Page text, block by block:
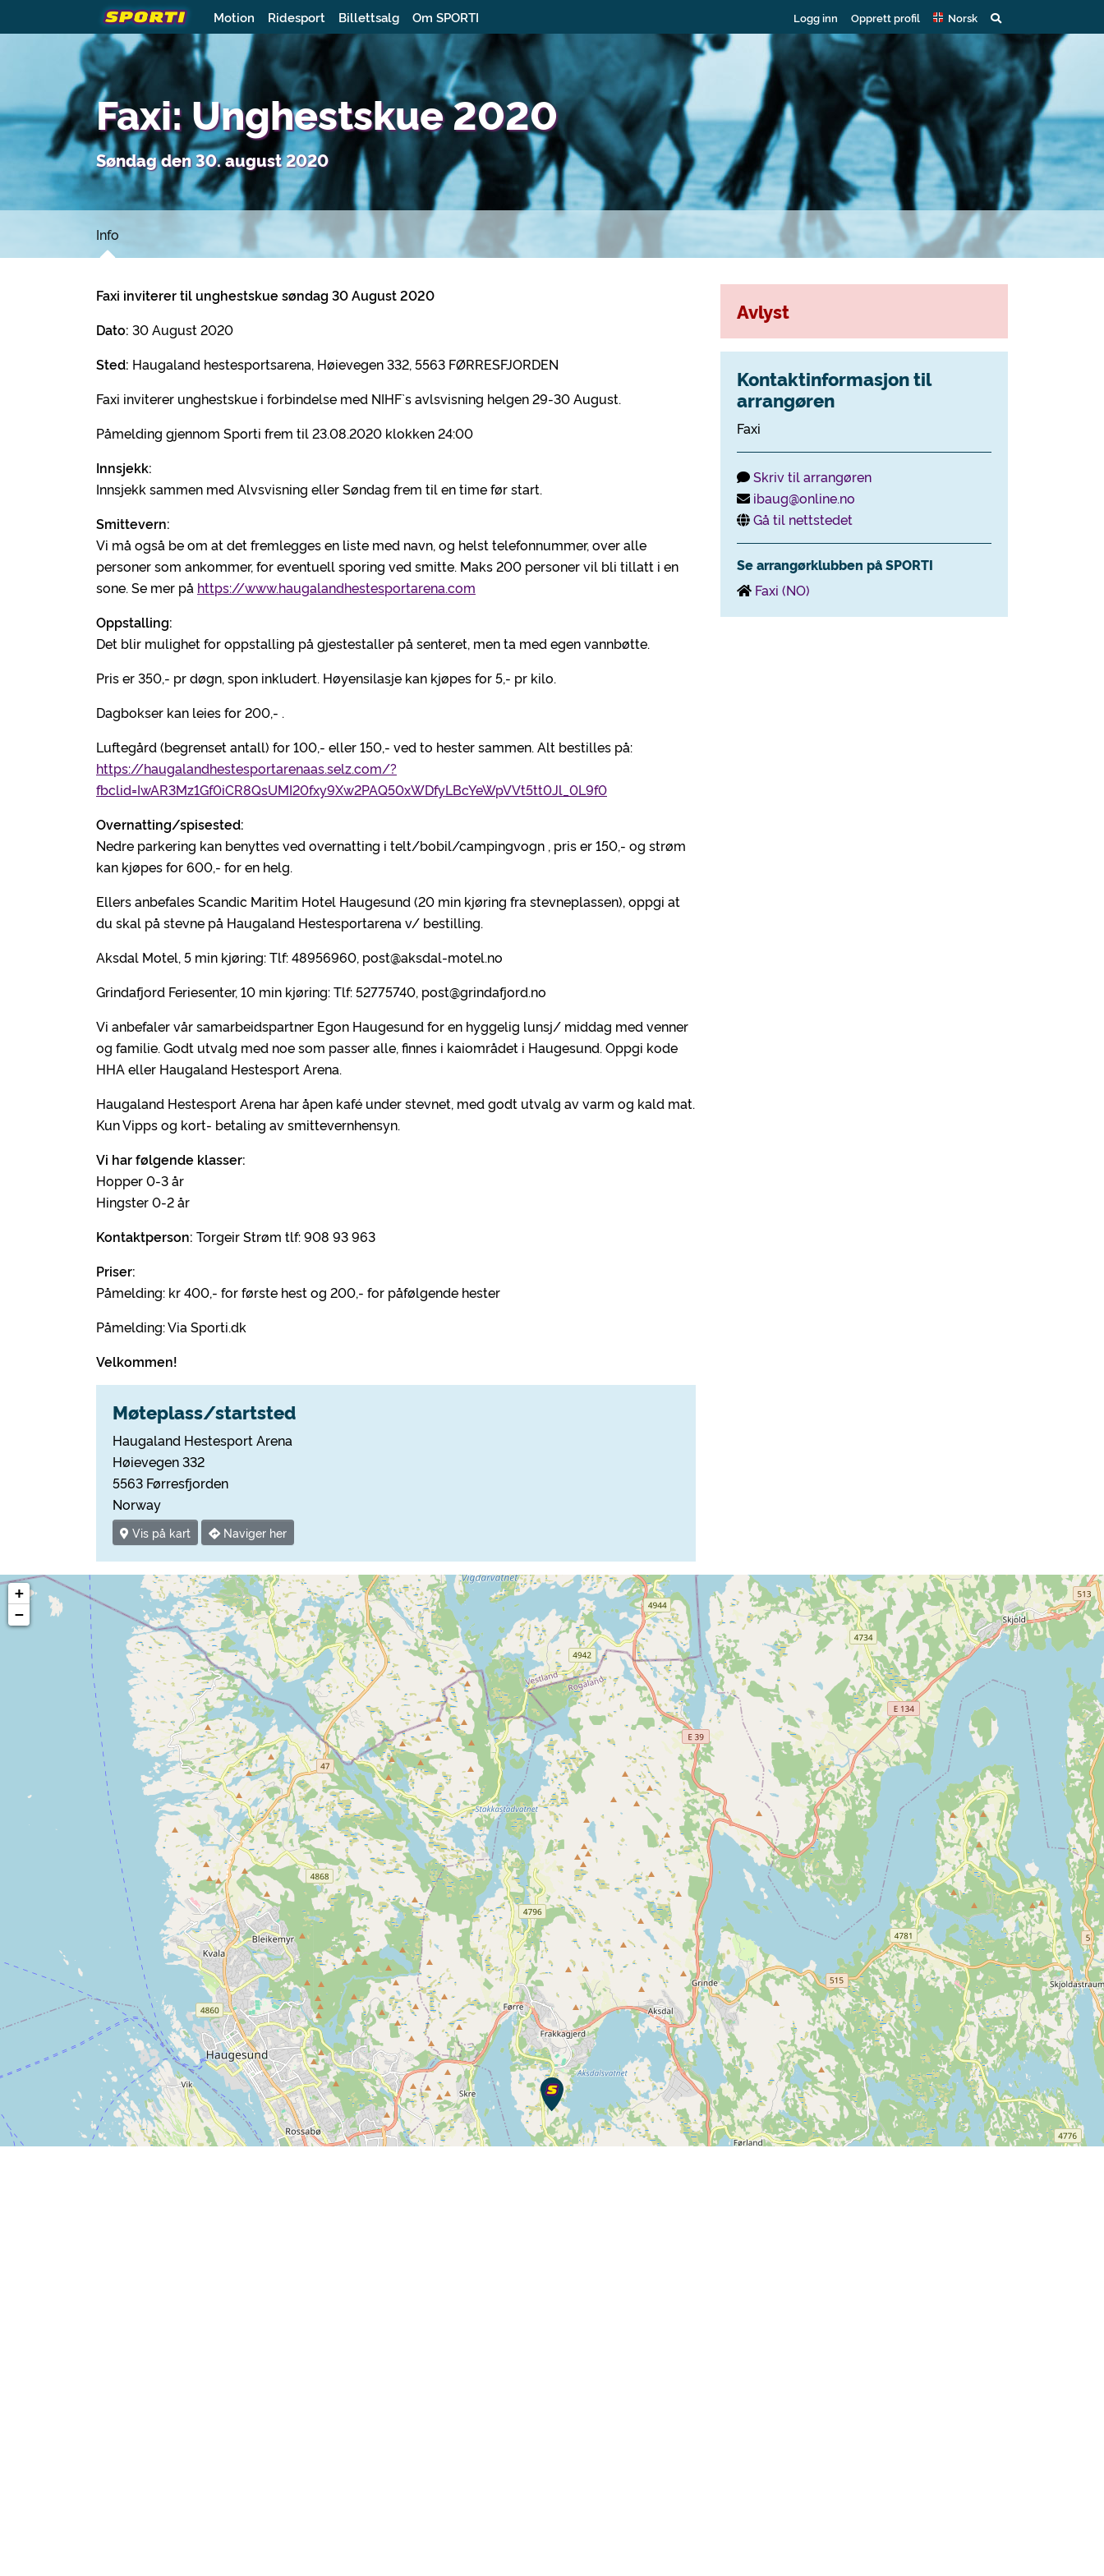
Motion Ridesport Billettsalg Om SPORTI Logg inn Opprett profil Norsk
Faxi: Unghestskue 2020
Søndag den 30. august 2020
Info
Faxi inviterer til unghestskue søndag 30 August 2020
Dato: 30 August 2020
Sted: Haugaland hestesportsarena, Høievegen 332, 5563 FØRRESFJORDEN
Faxi inviterer unghestskue i forbindelse med NIHF`s avlsvisning helgen 29-30 August.
Påmelding gjennom Sporti frem til 23.08.2020 klokken 24:00
Innsjekk:
Innsjekk sammen med Alvsvisning eller Søndag frem til en time før start.
Smittevern:
Vi må også be om at det fremlegges en liste med navn, og helst telefonnummer, over alle
personer som ankommer, for eventuell sporing ved smitte. Maks 200 personer vil bli tillatt i en
sone. Se mer på https://www.haugalandhestesportarena.com
Oppstalling:
Det blir mulighet for oppstalling på gjestestaller på senteret, men ta med egen vannbøtte.
Pris er 350,- pr døgn, spon inkludert. Høyensilasje kan kjøpes for 5,- pr kilo.
Dagbokser kan leies for 200,- .
Luftegård (begrenset antall) for 100,- eller 150,- ved to hester sammen. Alt bestilles på:
https://haugalandhestesportarenaas.selz.com/?
fbclid=IwAR3Mz1Gf0iCR8QsUMI20fxy9Xw2PAQ50xWDfyLBcYeWpVVt5tt0Jl_0L9f0
Overnatting/spisested:
Nedre parkering kan benyttes ved overnatting i telt/bobil/campingvogn , pris er 150,- og strøm
kan kjøpes for 600,- for en helg.
Ellers anbefales Scandic Maritim Hotel Haugesund (20 min kjøring fra stevneplassen), oppgi at
du skal på stevne på Haugaland Hestesportarena v/ bestilling.
Aksdal Motel, 5 min kjøring: Tlf: 48956960, post@aksdal-motel.no
Grindafjord Feriesenter, 10 min kjøring: Tlf: 52775740, post@grindafjord.no
Vi anbefaler vår samarbeidspartner Egon Haugesund for en hyggelig lunsj/ middag med venner
og familie. Godt utvalg med noe som passer alle, finnes i kaiområdet i Haugesund. Oppgi kode
HHA eller Haugaland Hestesport Arena.
Haugaland Hestesport Arena har åpen kafé under stevnet, med godt utvalg av varm og kald mat.
Kun Vipps og kort- betaling av smittevernhensyn.
Vi har følgende klasser:
Hopper 0-3 år
Hingster 0-2 år
Kontaktperson: Torgeir Strøm tlf: 908 93 963
Priser:
Påmelding: kr 400,- for første hest og 200,- for påfølgende hester
Påmelding: Via Sporti.dk
Velkommen!
Møteplass/startsted
Haugaland Hestesport Arena
Høievegen 332
5563 Førresfjorden
Norway
Vis på kart Naviger her
Avlyst
Kontaktinformasjon til
arrangøren
Faxi
Skriv til arrangøren
ibaug@online.no
Gå til nettstedet
Se arrangørklubben på SPORTI
Faxi (NO)
+
−